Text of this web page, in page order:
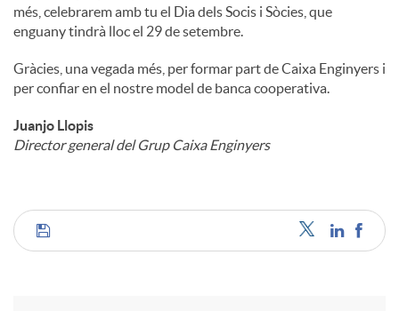
més, celebrarem amb tu el Dia dels Socis i Sòcies, que
enguany tindrà lloc el 29 de setembre.
Gràcies, una vegada més, per formar part de Caixa Enginyers i
per confiar en el nostre model de banca cooperativa.
Juanjo Llopis
Director general del Grup Caixa Enginyers
C